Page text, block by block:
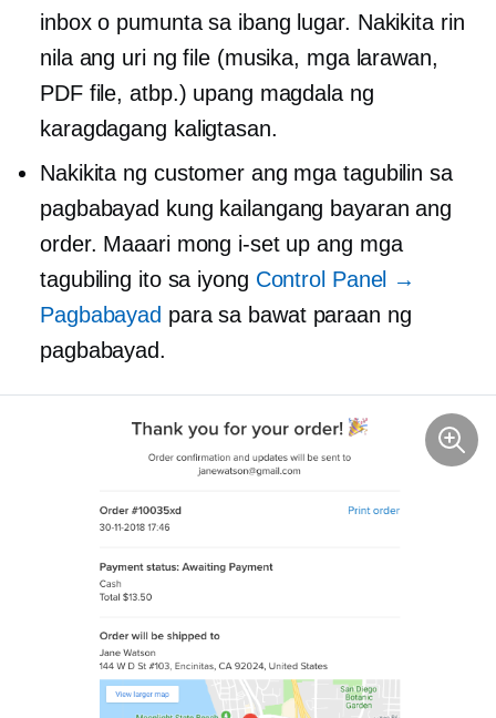
inbox o pumunta sa ibang lugar. Nakikita rin
nila ang uri ng file (musika, mga larawan,
PDF file, atbp.) upang magdala ng
karagdagang kaligtasan.
Nakikita ng customer ang mga tagubilin sa
pagbabayad kung kailangang bayaran ang
order. Maaari mong i-set up ang mga
tagubiling ito sa iyong Control Panel →
Pagbabayad para sa bawat paraan ng
pagbabayad.